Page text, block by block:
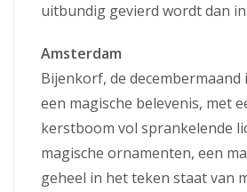
uitbundig gevierd wordt dan in
Amsterdam
Bijenkorf, de
een magische belevenis, met
kerstboom vol sprankelende
magische ornamenten, een
geheel in het teken staat van